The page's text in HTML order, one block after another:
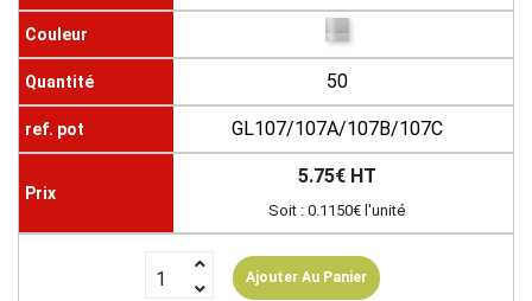
50
GL107/107A/107B/107C
5.75€ HT
Soit : 0.1150€ l'unité
Ajouter Au Panier